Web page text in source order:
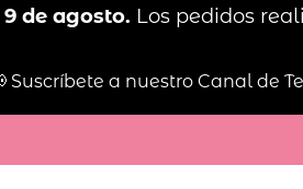
de agosto. Los pedidos
Suscríbete a nuestro Canal de